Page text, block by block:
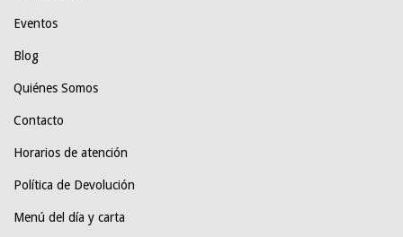
Eventos
Blog
Quiénes Somos
Contacto
Horarios de atención
Política de Devolución
Menú del día y carta